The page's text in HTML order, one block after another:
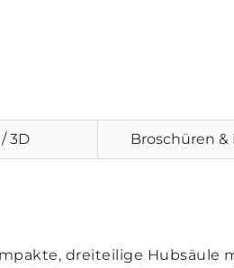
3D Broschüren
dreiteilige Hubsäule